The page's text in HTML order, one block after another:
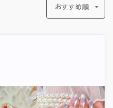
おすすめ順